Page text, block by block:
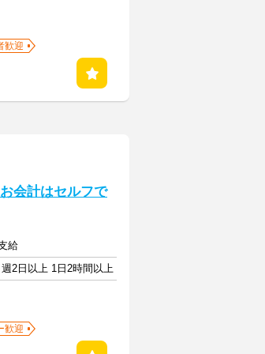
歓迎
会計はセルフで
給
週2日以上 1日2時間以上
歓迎